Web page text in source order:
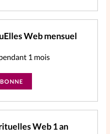
Web mensuel
1 mois
Web 1 an